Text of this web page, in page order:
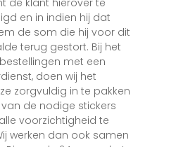
en in indien hij dat
de som die hij voor dit
terug gestort. Bij het
met een
doen wij het
zorgvuldig in te pakken
de nodige stickers
voorzichtigheid te
werken dan ook samen